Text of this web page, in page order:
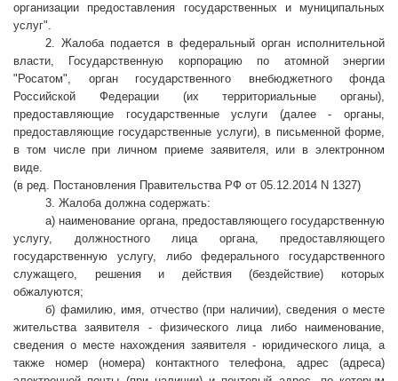
организации предоставления государственных и муниципальных
услуг".
2. Жалоба подается в федеральный орган исполнительной
власти, Государственную корпорацию по атомной энергии
"Росатом", орган государственного внебюджетного фонда
Российской Федерации (их территориальные органы),
предоставляющие государственные услуги (далее - органы,
предоставляющие государственные услуги), в письменной форме,
в том числе при личном приеме заявителя, или в электронном
виде.
(в ред. Постановления Правительства РФ от 05.12.2014 N 1327)
3. Жалоба должна содержать:
а) наименование органа, предоставляющего государственную
услугу, должностного лица органа, предоставляющего
государственную услугу, либо федерального государственного
служащего, решения и действия (бездействие) которых
обжалуются;
б) фамилию, имя, отчество (при наличии), сведения о месте
жительства заявителя - физического лица либо наименование,
сведения о месте нахождения заявителя - юридического лица, а
также номер (номера) контактного телефона, адрес (адреса)